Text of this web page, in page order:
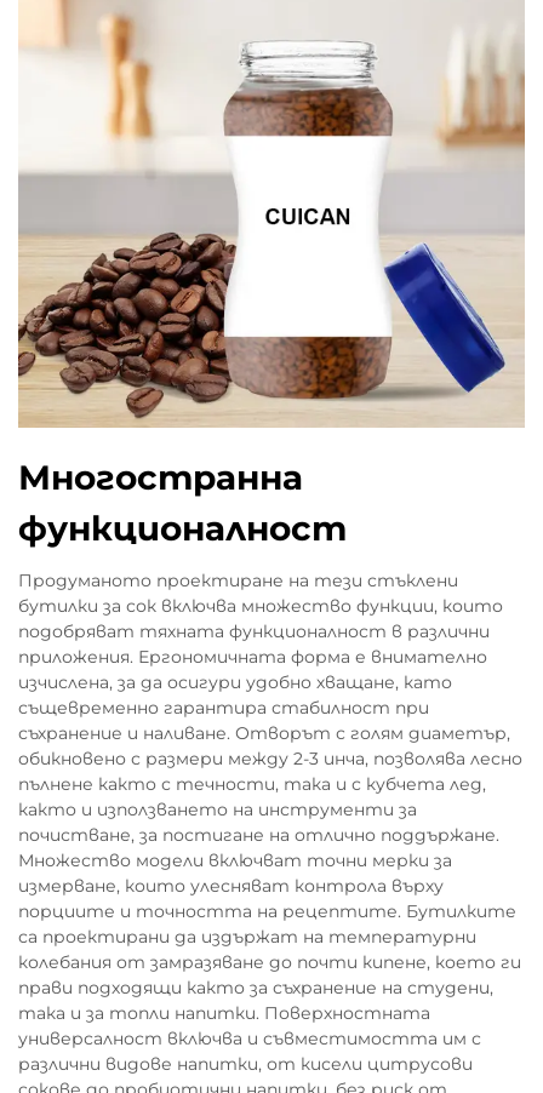
Многостранна
функционалност
Продуманото проектиране на тези стъклени
бутилки за сок включва множество функции, които
подобряват тяхната функционалност в различни
приложения. Ергономичната форма е внимателно
изчислена, за да осигури удобно хващане, като
същевременно гарантира стабилност при
съхранение и наливане. Отворът с голям диаметър,
обикновено с размери между 2-3 инча, позволява лесно
пълнене както с течности, така и с кубчета лед,
както и използването на инструменти за
почистване, за постигане на отлично поддържане.
Множество модели включват точни мерки за
измерване, които улесняват контрола върху
порциите и точността на рецептите. Бутилките
са проектирани да издържат на температурни
колебания от замразяване до почти кипене, което ги
прави подходящи както за съхранение на студени,
така и за топли напитки. Поверхностната
универсалност включва и съвместимостта им с
различни видове напитки, от кисели цитрусови